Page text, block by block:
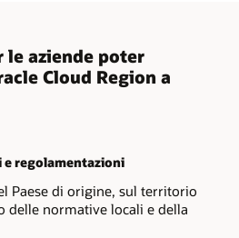
le aziende poter
Cloud Region a
regolamentazioni
Paese di origine, sul territorio
delle normative locali e della